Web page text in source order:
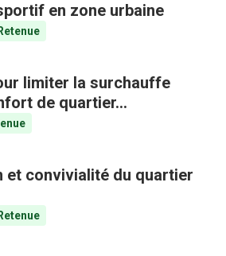
en zone urbaine
Retenue
limiter la surchauffe
de quartier...
et convivialité du quartier
Retenue